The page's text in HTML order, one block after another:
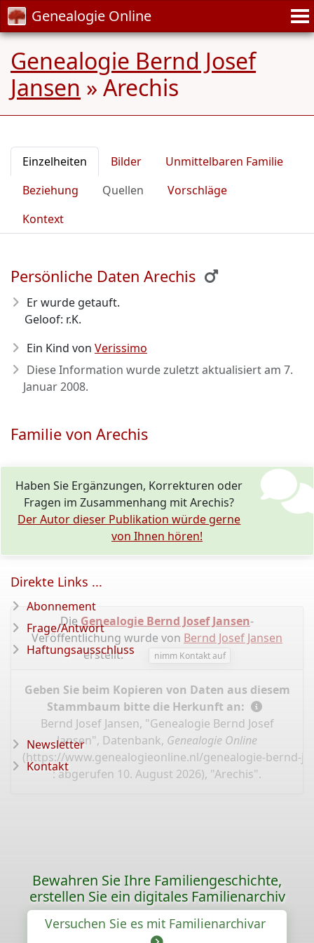
Genealogie Online
Genealogie Bernd Josef
Jansen » Arechis
Einzelheiten Bilder
Unmittelbaren Familie
Beziehung
Quellen
Vorschläge
Kontext
Persönliche Daten Arechis
Er wurde getauft.
Geloof: r.K.
Ein Kind von Verissimo
Diese Information wurde zuletzt aktualisiert am 7.
Januar 2008.
Familie von Arechis
Haben Sie Ergänzungen, Korrekturen oder
Fragen im Zusammenhang mit Arechis?
Der Autor dieser Publikation würde gerne
von Ihnen hören!
Die Genealogie Bernd Josef Jansen-
Veröffentlichung wurde von Bernd Josef Jansen
erstellt.
nimm Kontakt auf
Geben Sie beim Kopieren von Daten aus diesem
Stammbaum bitte die Herkunft an:
Bernd Josef Jansen, "Genealogie Bernd Josef
Jansen", Datenbank, Genealogie Online
(https://www.genealogieonline.nl/genealogie-bernd-
: abgerufen 10. August 2026), "Arechis".
Direkte Links ...
Abonnement
Frage/Antwort
Haftungsausschluss
Newsletter
Kontakt
Bewahren Sie Ihre Familiengeschichte,
erstellen Sie ein digitales Familienarchiv
Versuchen Sie es mit Familienarchivar